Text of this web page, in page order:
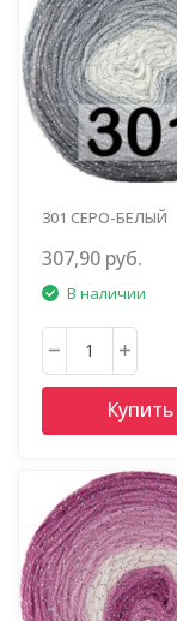
301 СЕРО-БЕЛЫЙ
307,90 руб.
В наличии
Купить